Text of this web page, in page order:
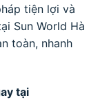
tiện lợi và
Sun World Hà
toàn, nhanh
tại